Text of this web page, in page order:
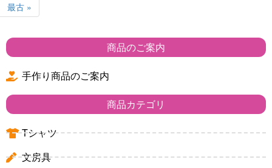
最古 »
商品のご案内
手作り商品のご案内
商品カテゴリ
Tシャツ
文房具